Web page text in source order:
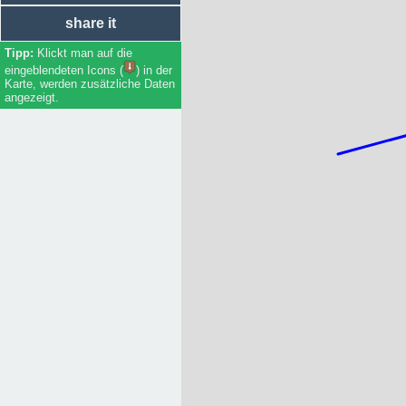
share it
Klickt man auf die
eingeblendeten Icons (
) in der
Karte, werden zusätzliche Daten
angezeigt.